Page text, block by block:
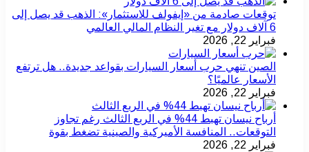
توقعات صادمة من «إيفولف للاستثمار»: الذهب قد يصل إلى
6 آلاف دولار مع تغير النظام المالي العالمي
فبراير 22, 2026
الصين تنهي حرب أسعار السيارات بقواعد جديدة.. هل ترتفع
الأسعار عالميًا؟
فبراير 22, 2026
أرباح نيسان تهبط 44% في الربع الثالث رغم تجاوز
التوقعات.. المنافسة الأميركية والصينية تضغط بقوة
فبراير 22, 2026